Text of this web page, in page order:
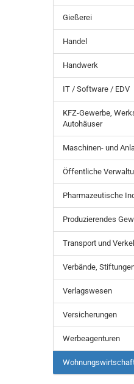
Gießerei
Handel
Handwerk
IT / Software / EDV
KFZ-Gewerbe,
Autohäuser
Maschinen- und
Öffentliche
Pharmazeutische
Produzierendes
Transport und
Verbände,
Verlagswesen
Versicherungen
Werbeagenturen